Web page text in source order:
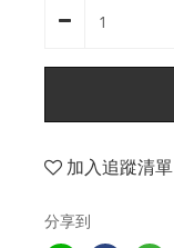
加入追蹤清單
分享到